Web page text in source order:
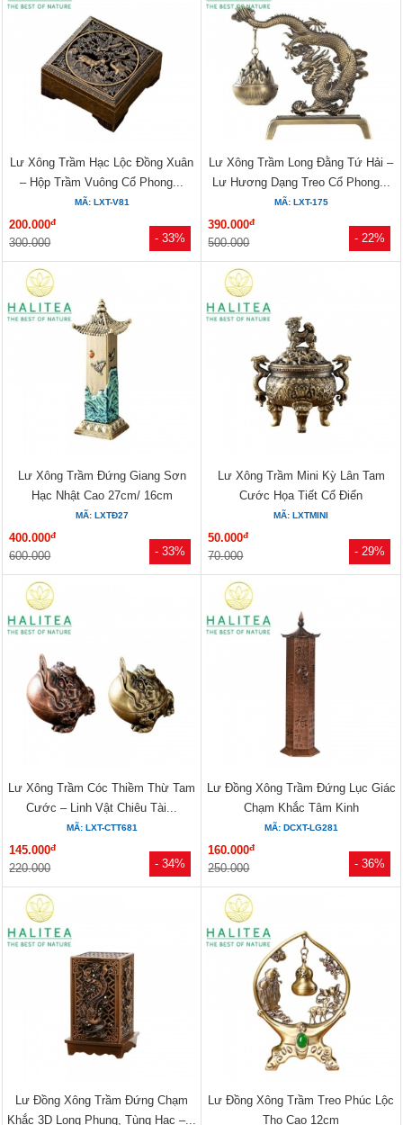
- 33%
Lư Xông Trầm Hạc Lộc Đồng Xuân
– Hộp Trầm Vuông Cổ Phong...
MÃ: LXT-V81
200.000đ
300.000 - 22%
Lư Xông Trầm Long Đằng Tứ Hải –
Lư Hương Dạng Treo Cổ Phong...
MÃ: LXT-175
390.000đ
500.000
- 33%
Lư Xông Trầm Đứng Giang Sơn
Hạc Nhật Cao 27cm/ 16cm
MÃ: LXTĐ27
400.000đ
600.000 - 29%
Lư Xông Trầm Mini Kỳ Lân Tam
Cước Họa Tiết Cổ Điển
MÃ: LXTMINI
50.000đ
70.000
- 34%
Lư Xông Trầm Cóc Thiềm Thừ Tam
Cước – Linh Vật Chiêu Tài...
MÃ: LXT-CTT681
145.000đ
220.000 - 36%
Lư Đồng Xông Trầm Đứng Lục Giác
Chạm Khắc Tâm Kinh
MÃ: DCXT-LG281
160.000đ
250.000
Lư Đồng Xông Trầm Đứng Chạm
Khắc 3D Long Phụng, Tùng Hạc –...
Lư Đồng Xông Trầm Treo Phúc Lộc
Thọ Cao 12cm